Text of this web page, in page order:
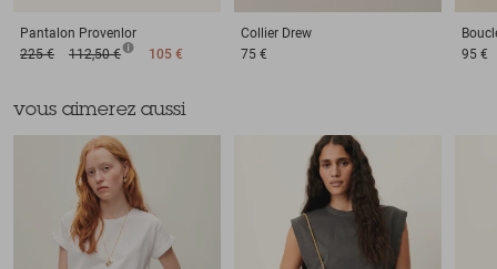
Pantalon Provenlor
225 €
112,50 € 105 €
Collier Drew
75 €
95 €
vous aimerez aussi